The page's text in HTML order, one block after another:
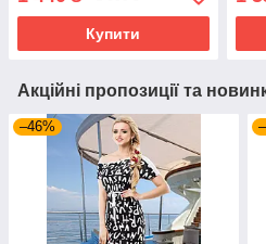
Купити
Акційні пропозиції та
–46%